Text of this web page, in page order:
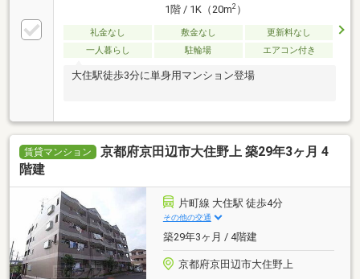
1階 / 1K（20m2）
礼金なし 敷金なし
更新料なし
一人暮らし
駐輪場 エアコン付き
大住駅徒歩3分に単身用マンション登場
賃貸マンション
京都府京田辺市大住野上 築29年3ヶ月 4
階建
片町線 大住駅 徒歩4分
その他の交通
築29年3ヶ月 / 4階建
京都府京田辺市大住野上